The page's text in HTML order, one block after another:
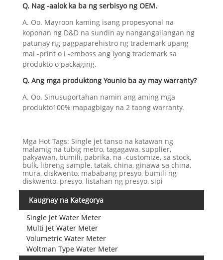
Q. Nag -aalok ka ba ng serbisyo ng OEM.
A. Oo. Mayroon kaming isang propesyonal na
koponan ng D&D na sundin ay nangangailangan ng
patunay ng pagpaparehistro ng trademark upang
mai -print o i -emboss ang iyong trademark sa
produkto o packaging.
Q. Ang mga produktong Younio ba ay may warranty?
A. Oo. Sinusuportahan namin ang aming mga
produkto100% mapagbigay na 2 taong warranty.
Mga Hot Tags: Single jet tanso na katawan ng
malamig na tubig metro, tagagawa, supplier,
pakyawan, bumili, pabrika, na -customize, sa stock,
bulk, libreng sample, tatak, china, ginawa sa china,
mura, diskwento, mababang presyo, bumili ng
diskwento, presyo, listahan ng presyo, sipi
Kaugnay na Kategorya
Single Jet Water Meter
Multi Jet Water Meter
Volumetric Water Meter
Woltman Type Water Meter